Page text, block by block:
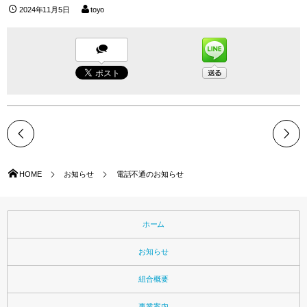
2024年11月5日 toyo
HOME お知らせ 電話不通のお知らせ
ホーム
お知らせ
組合概要